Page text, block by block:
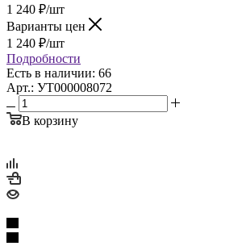
1 240 ₽/шт
Варианты цен
1 240 ₽/шт
Подробности
Есть в наличии: 66
Арт.: УТ000008072
В корзину